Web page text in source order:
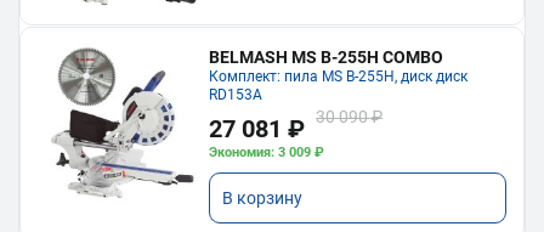
BELMASH MS B-255H COMBO
Комплект: пила MS B-255H, диск диск
RD153A
27 081 ₽ 30 090 ₽
Экономия: 3 009 ₽
В корзину